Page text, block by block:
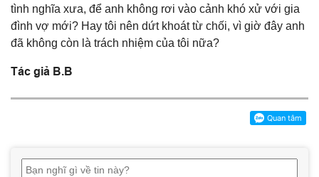
tình nghĩa xưa, để anh không rơi vào cảnh khó xử với gia
đình vợ mới? Hay tôi nên dứt khoát từ chối, vì giờ đây anh
đã không còn là trách nhiệm của tôi nữa?
Tác giả B.B